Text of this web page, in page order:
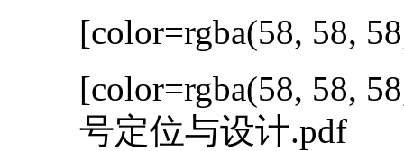
[color=rgba(58, 58,
[color=rgba(58, 58,
号定位与设计.pdf